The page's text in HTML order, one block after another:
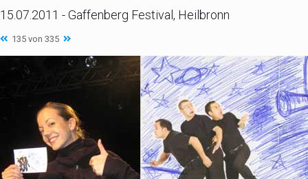
15.07.2011 - Gaffenberg Festival, Heilbronn
135 von 335